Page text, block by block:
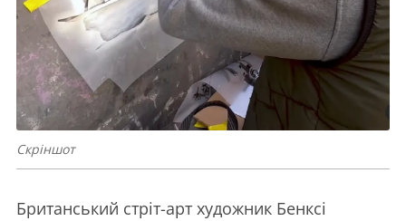
Скріншот
Британський стріт-арт художник Бенксі